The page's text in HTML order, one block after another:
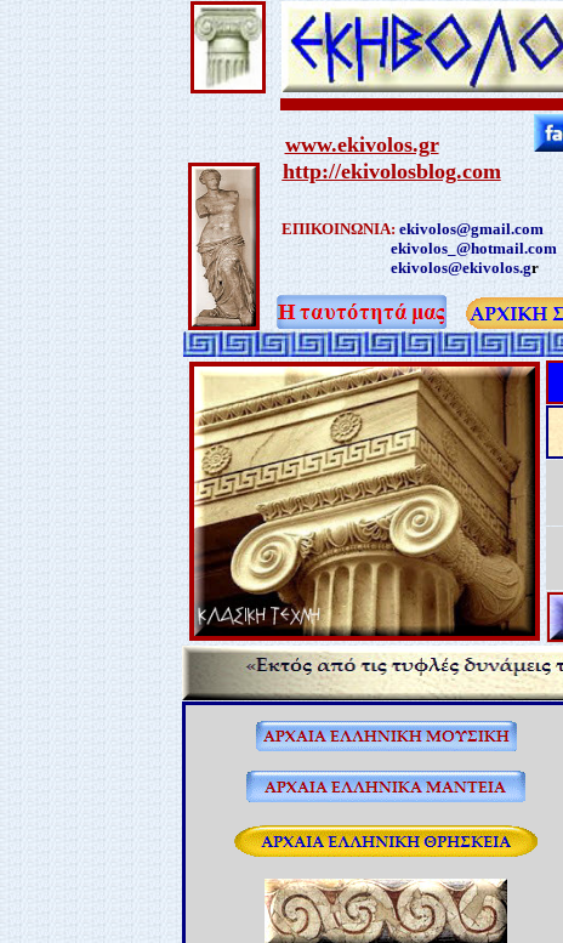
www.ekivolos.gr
http://ekivolosblog.com
ΕΠΙΚΟΙΝΩΝΙΑ: ekivolos@gmail.com
ekivolos_@hotmail.com
ekivolos@ekivolos.gr